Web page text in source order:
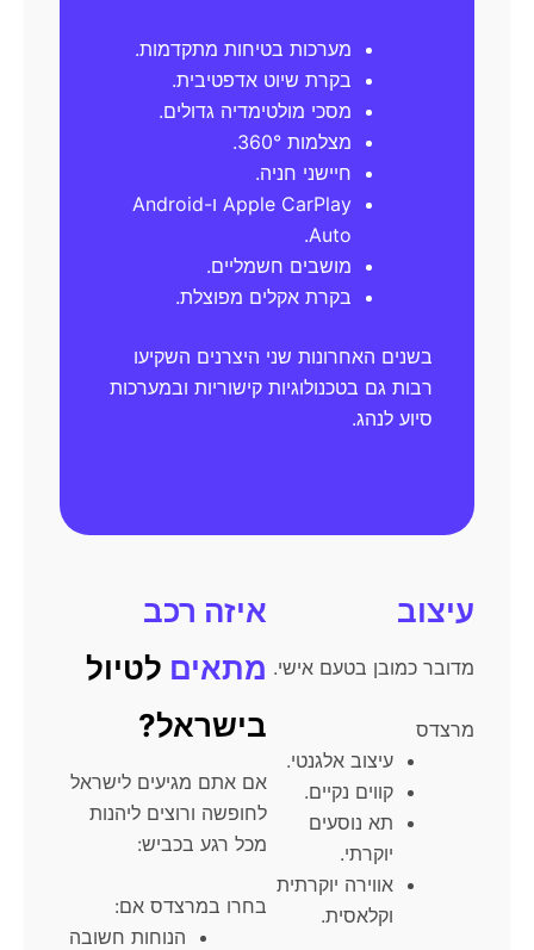
מערכות בטיחות מתקדמות.
בקרת שיוט אדפטיבית.
מסכי מולטימדיה גדולים.
מצלמות 360°.
חיישני חניה.
Apple CarPlay ו-Android
Auto.
מושבים חשמליים.
בקרת אקלים מפוצלת.
בשנים האחרונות שני היצרנים השקיעו
רבות גם בטכנולוגיות קישוריות ובמערכות
סיוע לנהג.
עיצוב
מדובר כמובן בטעם אישי.
מרצדס
עיצוב אלגנטי.
קווים נקיים.
תא נוסעים
יוקרתי.
אווירה יוקרתית
וקלאסית.
איזה רכב
מתאים לטיול
בישראל?
אם אתם מגיעים לישראל
לחופשה ורוצים ליהנות
מכל רגע בכביש:
בחרו במרצדס אם:
הנוחות חשובה